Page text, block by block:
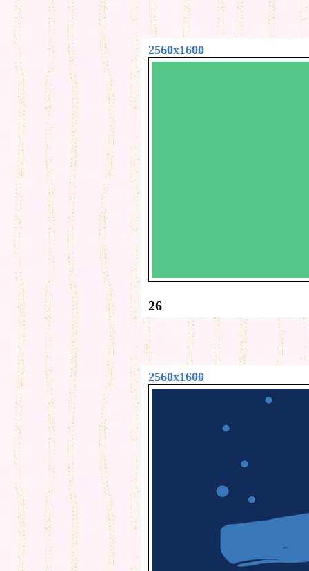
2560x1600
26
2560x1600